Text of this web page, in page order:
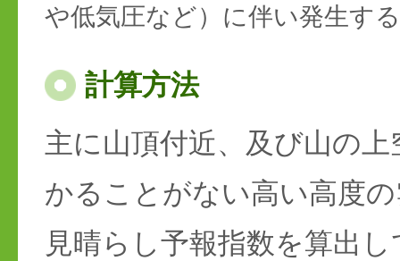
や低気圧など）に伴い発生す
計算方法
主に山頂付近、及び山の
かることがない高い高度
見晴らし予報指数を算出